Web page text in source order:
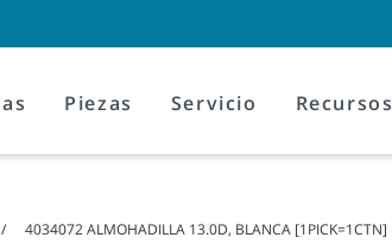
Piezas Servicio Recursos
4034072 ALMOHADILLA 13.0D, BLANCA [1PICK=1CTN]